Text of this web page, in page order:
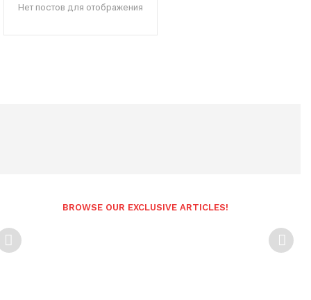
Нет постов для отображения
BROWSE OUR EXCLUSIVE ARTICLES!